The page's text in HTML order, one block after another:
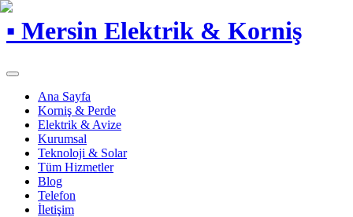
▪ Mersin Elektrik & Korniş
Ana Sayfa
Korniş & Perde
Elektrik & Avize
Kurumsal
Teknoloji & Solar
Tüm Hizmetler
Blog
Telefon
İletişim